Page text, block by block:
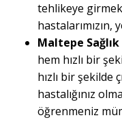
tehlikeye
Maltepe
hem hızlı bir
hızlı bir şekilde
hastalığınız
öğrenmeniz